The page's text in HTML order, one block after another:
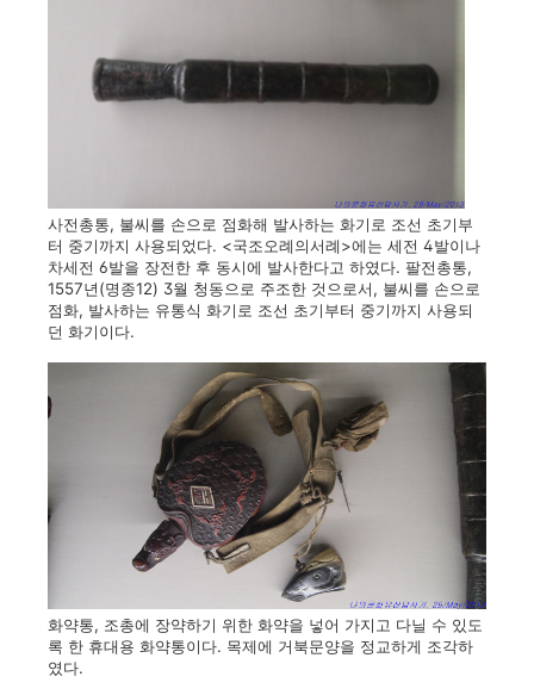
사전총통, 불씨를 손으로 점화해 발사하는 화기로 조선 초기부
터 중기까지 사용되었다. <국조오례의서례>에는 세전 4발이나
차세전 6발을 장전한 후 동시에 발사한다고 하였다. 팔전총통,
1557년(명종12) 3월 청동으로 주조한 것으로서, 불씨를 손으로
점화, 발사하는 유통식 화기로 조선 초기부터 중기까지 사용되
던 화기이다.
화약통, 조총에 장약하기 위한 화약을 넣어 가지고 다닐 수 있도
록 한 휴대용 화약통이다. 목제에 거북문양을 정교하게 조각하
였다.